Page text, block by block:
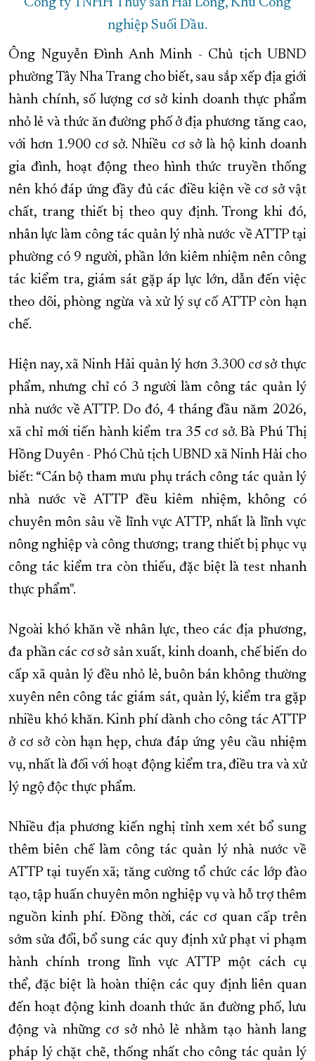
Công ty TNHH Thủy sản Hải Long, Khu Công
nghiệp Suối Dầu.
Ông Nguyễn Đình Anh Minh - Chủ tịch UBND
phường Tây Nha Trang cho biết, sau sắp xếp địa giới
hành chính, số lượng cơ sở kinh doanh thực phẩm
nhỏ lẻ và thức ăn đường phố ở địa phương tăng cao,
với hơn 1.900 cơ sở. Nhiều cơ sở là hộ kinh doanh
gia đình, hoạt động theo hình thức truyền thống
nên khó đáp ứng đầy đủ các điều kiện về cơ sở vật
chất, trang thiết bị theo quy định. Trong khi đó,
nhân lực làm công tác quản lý nhà nước về ATTP tại
phường có 9 người, phần lớn kiêm nhiệm nên công
tác kiểm tra, giám sát gặp áp lực lớn, dẫn đến việc
theo dõi, phòng ngừa và xử lý sự cố ATTP còn hạn
chế.
Hiện nay, xã Ninh Hải quản lý hơn 3.300 cơ sở thực
phẩm, nhưng chỉ có 3 người làm công tác quản lý
nhà nước về ATTP. Do đó, 4 tháng đầu năm 2026,
xã chỉ mới tiến hành kiểm tra 35 cơ sở. Bà Phú Thị
Hồng Duyên - Phó Chủ tịch UBND xã Ninh Hải cho
biết: “Cán bộ tham mưu phụ trách công tác quản lý
nhà nước về ATTP đều kiêm nhiệm, không có
chuyên môn sâu về lĩnh vực ATTP, nhất là lĩnh vực
nông nghiệp và công thương; trang thiết bị phục vụ
công tác kiểm tra còn thiếu, đặc biệt là test nhanh
thực phẩm".
Ngoài khó khăn về nhân lực, theo các địa phương,
đa phần các cơ sở sản xuất, kinh doanh, chế biến do
cấp xã quản lý đều nhỏ lẻ, buôn bán không thường
xuyên nên công tác giám sát, quản lý, kiểm tra gặp
nhiều khó khăn. Kinh phí dành cho công tác ATTP
ở cơ sở còn hạn hẹp, chưa đáp ứng yêu cầu nhiệm
vụ, nhất là đối với hoạt động kiểm tra, điều tra và xử
lý ngộ độc thực phẩm.
Nhiều địa phương kiến nghị tỉnh xem xét bổ sung
thêm biên chế làm công tác quản lý nhà nước về
ATTP tại tuyến xã; tăng cường tổ chức các lớp đào
tạo, tập huấn chuyên môn nghiệp vụ và hỗ trợ thêm
nguồn kinh phí. Đồng thời, các cơ quan cấp trên
sớm sửa đổi, bổ sung các quy định xử phạt vi phạm
hành chính trong lĩnh vực ATTP một cách cụ
thể, đặc biệt là hoàn thiện các quy định liên quan
đến hoạt động kinh doanh thức ăn đường phố, lưu
động và những cơ sở nhỏ lẻ nhằm tạo hành lang
pháp lý chặt chẽ, thống nhất cho công tác quản lý